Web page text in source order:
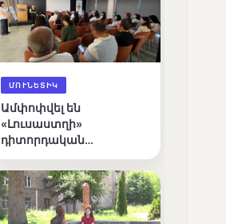
ՄՈՒՆԵՏԻԿ
Ամփոփվել են
«Լուսաստղի»
դիտորդական
արդյունքները